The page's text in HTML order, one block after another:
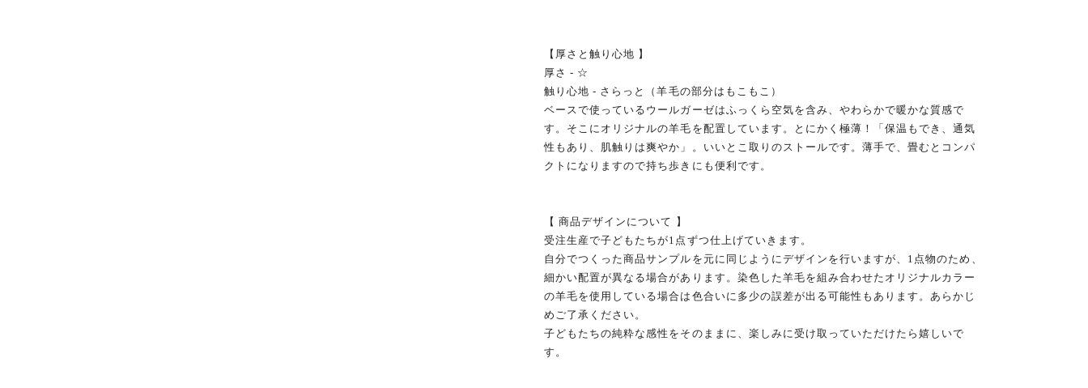
【厚さと触り心地 】
厚さ - ☆
触り心地 - さらっと（羊毛の部分はもこもこ）
ベースで使っているウールガーゼはふっくら空気を含み、やわらかで暖かな質感で
す。そこにオリジナルの羊毛を配置しています。とにかく極薄！「保温もでき、通気
性もあり、肌触りは爽やか」。いいとこ取りのストールです。薄手で、畳むとコンパ
クトになりますので持ち歩きにも便利です。
【 商品デザインについて 】
受注生産で子どもたちが1点ずつ仕上げていきます。
自分でつくった商品サンプルを元に同じようにデザインを行いますが、1点物のため、
細かい配置が異なる場合があります。染色した羊毛を組み合わせたオリジナルカラー
の羊毛を使用している場合は色合いに多少の誤差が出る可能性もあります。あらかじ
めご了承ください。
子どもたちの純粋な感性をそのままに、楽しみに受け取っていただけたら嬉しいで
す。